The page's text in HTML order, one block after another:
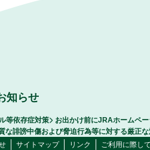
知らせ
等依存症対策
お出かけ前にJRAホームペ
な誹謗中傷および脅迫行為等に対する厳正
サイトマップ リンク ご利用に際し